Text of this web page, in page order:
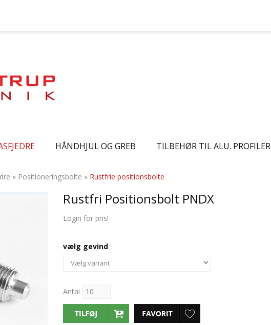
HÅNDHJUL OG GREB TILBEHØR TIL ALU. PROFILER
» Positioneringsbolte » Rustfrie positionsbolte
Rustfri Positionsbolt PNDX
Login for pris!
vælg gevind
Antal